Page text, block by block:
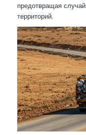
предотвращая
территорий.